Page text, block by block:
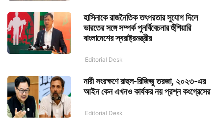
হাসিনাকে রাজনৈতিক তৎপরতার সুযোগ দিলে
ভারতের সঙ্গে সম্পর্ক পুনর্বিবেচনার হুঁশিয়ারি
বাংলাদেশের স্বরাষ্ট্রমন্ত্রীর
Editorial Desk
নারী সংরক্ষণে রাহুল-রিজিজু তরজা, ২০২৩-এর
আইন কেন এখনও কার্যকর নয় প্রশ্ন কংগ্রেসের
Editorial Desk